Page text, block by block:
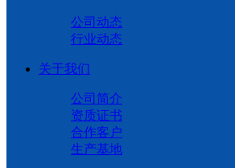
公司动态
行业动态
关于我们
公司简介
资质证书
合作客户
生产基地